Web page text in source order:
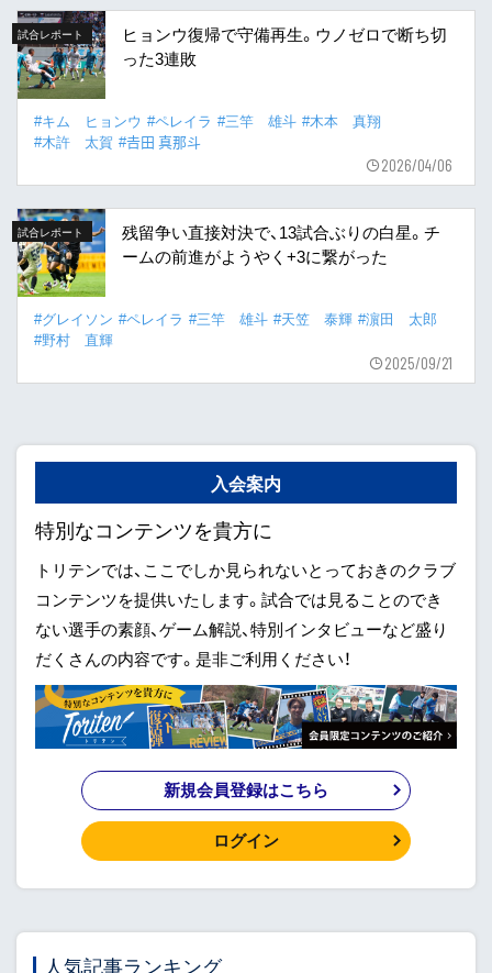
試合レポート
ヒョンウ復帰で守備再生。ウノゼロで断ち切
った3連敗
#キム ヒョンウ #ペレイラ #三竿 雄斗 #木本 真翔
#木許 太賀 #𠮷田 真那斗
2026/04/06
試合レポート
残留争い直接対決で、13試合ぶりの白星。チ
ームの前進がようやく+3に繋がった
#グレイソン #ペレイラ #三竿 雄斗 #天笠 泰輝 #濵田 太郎
#野村 直輝
2025/09/21
入会案内
特別なコンテンツを貴方に
トリテンでは、ここでしか見られないとっておきのクラブ
コンテンツを提供いたします。試合では見ることのでき
ない選手の素顔、ゲーム解説、特別インタビューなど盛り
だくさんの内容です。是非ご利用ください！
新規会員登録はこちら
ログイン
人気記事ランキング